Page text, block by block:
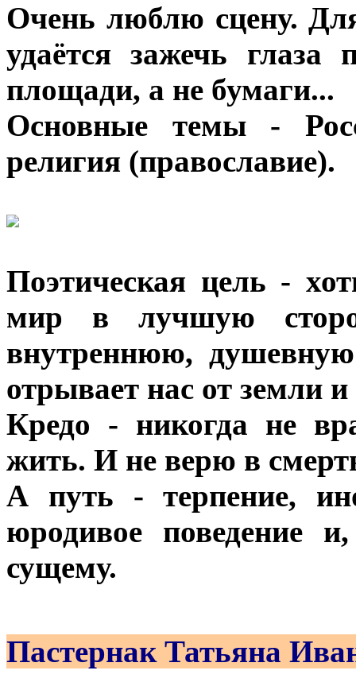
Очень люблю сцену.
удаётся зажечь
площади, а не бумаги...
Основные темы -
религия (православие).
Поэтическая цель -
мир в лучшую
внутреннюю,
отрывает нас от земли
Кредо - никогда не
жить. И не верю в
А путь - терпение,
юродивое поведение
сущему.
Пастернак Татьяна